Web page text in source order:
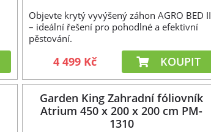
Objevte krytý vyvýšený záhon AGRO BED II
– ideální řešení pro pohodlné a efektivní
pěstování.
4 499 Kč KOUPIT
Garden King Zahradní fóliovník
Atrium 450 x 200 x 200 cm PM-
1310